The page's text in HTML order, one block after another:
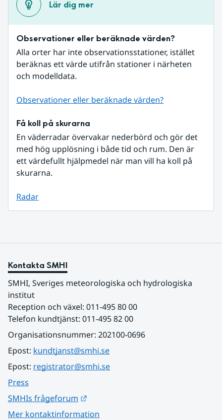
Lär dig mer
Observationer eller beräknade värden?
Alla orter har inte observationsstationer, istället
beräknas ett värde utifrån stationer i närheten
och modelldata.
Observationer eller beräknade värden?
Få koll på skurarna
En väderradar övervakar nederbörd och gör det
med hög upplösning i både tid och rum. Den är
ett värdefullt hjälpmedel när man vill ha koll på
skurarna.
Radar
Kontakta SMHI
SMHI, Sveriges meteorologiska och hydrologiska
institut
Reception och växel: 011-495 80 00
Telefon kundtjänst: 011-495 82 00
Organisationsnummer: 202100-0696
Epost: kundtjanst@smhi.se
Epost: registrator@smhi.se
Press
SMHIs frågeforum
Mer kontaktinformation